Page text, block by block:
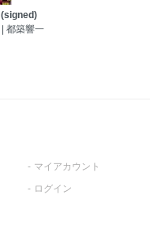
都築響一
マイアカウント
ログイン